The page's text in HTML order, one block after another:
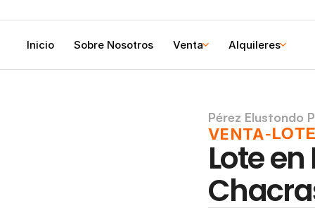
Pérez Elustondo
VENTA-
Lote
Inicio Sobre Nosotros Venta Alquileres